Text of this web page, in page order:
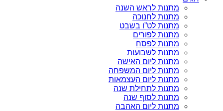
מתנות לראש השנה
מתנות לחנוכה
מתנות לט”ו בשבט
מתנות לפורים
מתנות לפסח
מתנות לשבועות
מתנות ליום האישה
מתנות ליום המשפחה
מתנות ליום העצמאות
מתנות לתחילת שנה
מתנות לסוף שנה
מתנות ליום האהבה